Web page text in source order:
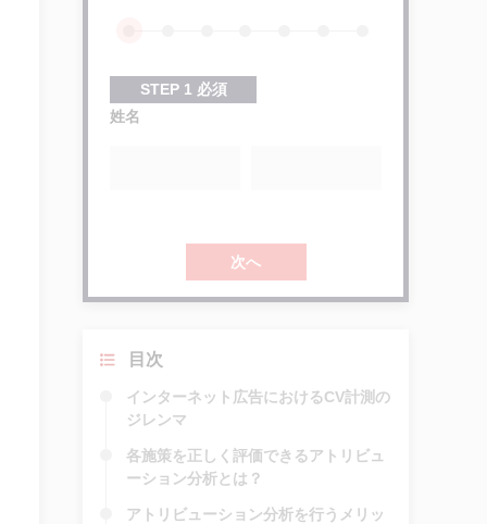
STEP 1 必須
姓名
次へ
目次
インターネット広告におけるCV計測の
ジレンマ
各施策を正しく評価できるアトリビュ
ーション分析とは？
アトリビューション分析を行うメリッ